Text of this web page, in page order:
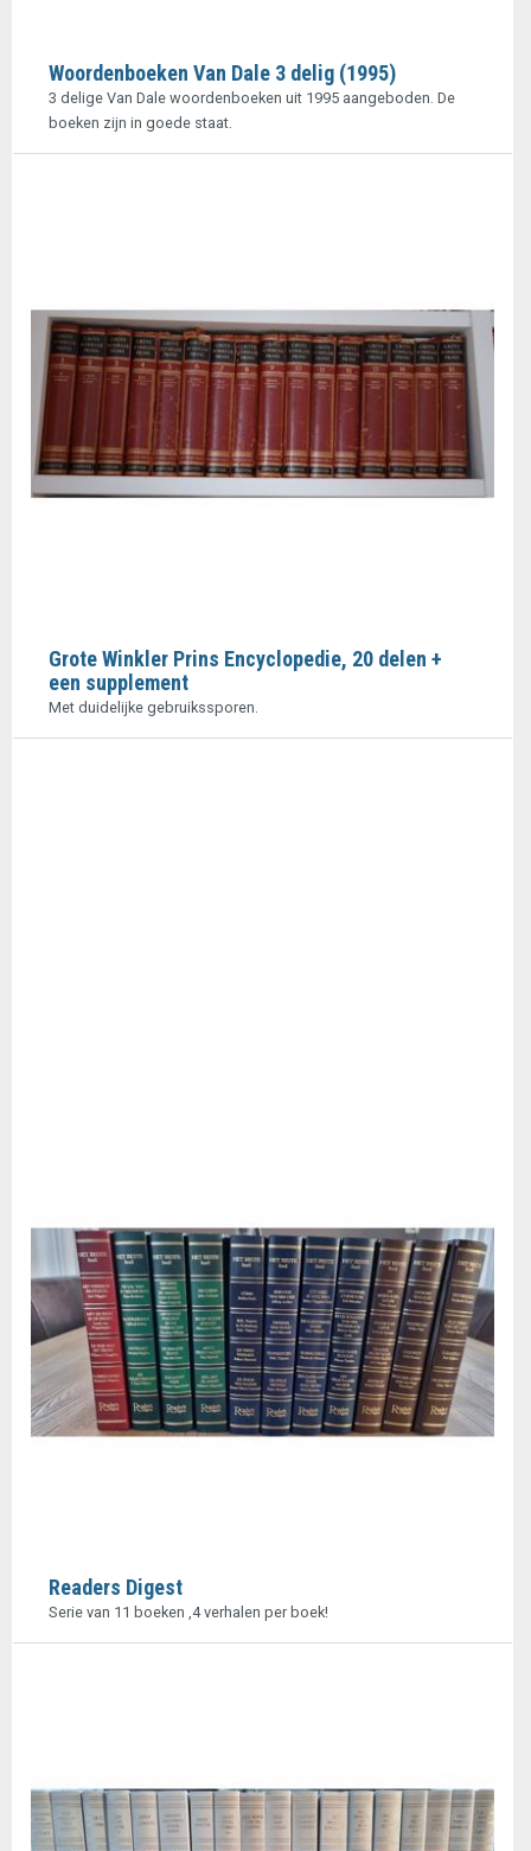
Woordenboeken Van Dale 3 delig (1995)
3 delige Van Dale woordenboeken uit 1995 aangeboden. De
boeken zijn in goede staat.
Grote Winkler Prins Encyclopedie, 20 delen +
een supplement
Met duidelijke gebruikssporen.
Readers Digest
Serie van 11 boeken ,4 verhalen per boek!